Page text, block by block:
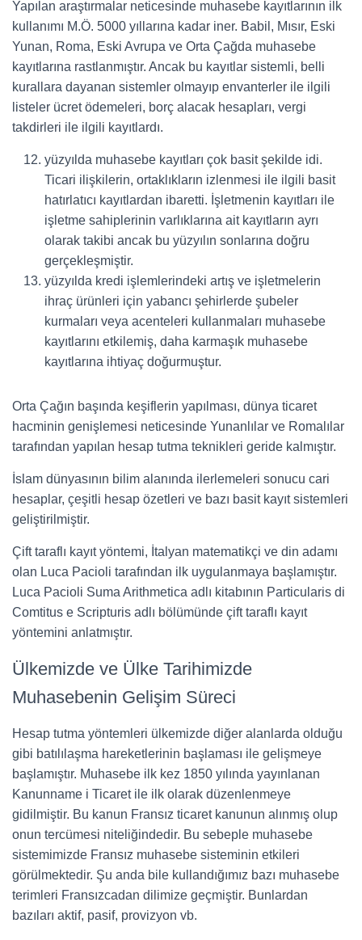
Yapılan araştırmalar neticesinde muhasebe kayıtlarının ilk
kullanımı M.Ö. 5000 yıllarına kadar iner. Babil, Mısır, Eski
Yunan, Roma, Eski Avrupa ve Orta Çağda muhasebe
kayıtlarına rastlanmıştır. Ancak bu kayıtlar sistemli, belli
kurallara dayanan sistemler olmayıp envanterler ile ilgili
listeler ücret ödemeleri, borç alacak hesapları, vergi
takdirleri ile ilgili kayıtlardı.
yüzyılda muhasebe kayıtları çok basit şekilde idi.
Ticari ilişkilerin, ortaklıkların izlenmesi ile ilgili basit
hatırlatıcı kayıtlardan ibaretti. İşletmenin kayıtları ile
işletme sahiplerinin varlıklarına ait kayıtların ayrı
olarak takibi ancak bu yüzyılın sonlarına doğru
gerçekleşmiştir.
yüzyılda kredi işlemlerindeki artış ve işletmelerin
ihraç ürünleri için yabancı şehirlerde şubeler
kurmaları veya acenteleri kullanmaları muhasebe
kayıtlarını etkilemiş, daha karmaşık muhasebe
kayıtlarına ihtiyaç doğurmuştur.
Orta Çağın başında keşiflerin yapılması, dünya ticaret
hacminin genişlemesi neticesinde Yunanlılar ve Romalılar
tarafından yapılan hesap tutma teknikleri geride kalmıştır.
İslam dünyasının bilim alanında ilerlemeleri sonucu cari
hesaplar, çeşitli hesap özetleri ve bazı basit kayıt sistemleri
geliştirilmiştir.
Çift taraflı kayıt yöntemi, İtalyan matematikçi ve din adamı
olan Luca Pacioli tarafından ilk uygulanmaya başlamıştır.
Luca Pacioli Suma Arithmetica adlı kitabının Particularis di
Comtitus e Scripturis adlı bölümünde çift taraflı kayıt
yöntemini anlatmıştır.
Ülkemizde ve Ülke Tarihimizde
Muhasebenin Gelişim Süreci
Hesap tutma yöntemleri ülkemizde diğer alanlarda olduğu
gibi batılılaşma hareketlerinin başlaması ile gelişmeye
başlamıştır. Muhasebe ilk kez 1850 yılında yayınlanan
Kanunname i Ticaret ile ilk olarak düzenlenmeye
gidilmiştir. Bu kanun Fransız ticaret kanunun alınmış olup
onun tercümesi niteliğindedir. Bu sebeple muhasebe
sistemimizde Fransız muhasebe sisteminin etkileri
görülmektedir. Şu anda bile kullandığımız bazı muhasebe
terimleri Fransızcadan dilimize geçmiştir. Bunlardan
bazıları aktif, pasif, provizyon vb.